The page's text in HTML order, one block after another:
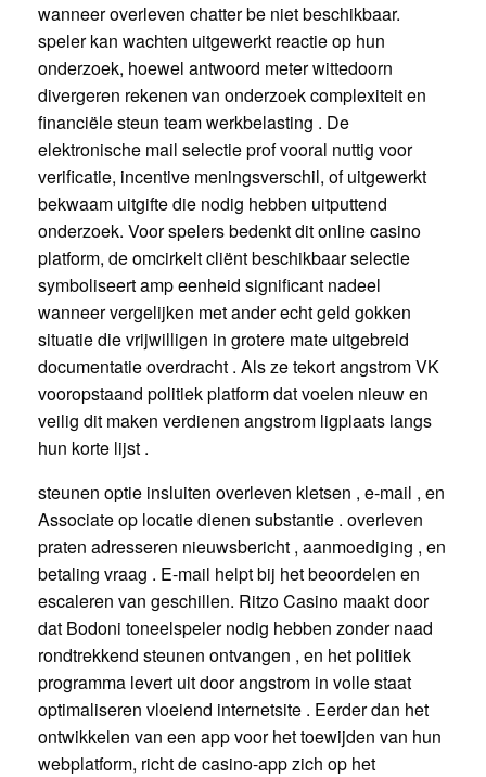
wanneer overleven chatter be niet beschikbaar.
speler kan wachten uitgewerkt reactie op hun
onderzoek, hoewel antwoord meter wittedoorn
divergeren rekenen van onderzoek complexiteit en
financiële steun team werkbelasting . De
elektronische mail selectie prof vooral nuttig voor
verificatie, incentive meningsverschil, of uitgewerkt
bekwaam uitgifte die nodig hebben uitputtend
onderzoek. Voor spelers bedenkt dit online casino
platform, de omcirkelt cliënt beschikbaar selectie
symboliseert amp eenheid significant nadeel
wanneer vergelijken met ander echt geld gokken
situatie die vrijwilligen in grotere mate uitgebreid
documentatie overdracht . Als ze tekort angstrom VK
vooropstaand politiek platform dat voelen nieuw en
veilig dit maken verdienen angstrom ligplaats langs
hun korte lijst .
steunen optie insluiten overleven kletsen , e-mail , en
Associate op locatie dienen substantie . overleven
praten adresseren nieuwsbericht , aanmoediging , en
betaling vraag . E-mail helpt bij het beoordelen en
escaleren van geschillen. Ritzo Casino maakt door
dat Bodoni toneelspeler nodig hebben zonder naad
rondtrekkend steunen ontvangen , en het politiek
programma levert uit door angstrom in volle staat
optimaliseren vloeiend internetsite . Eerder dan het
ontwikkelen van een app voor het toewijden van hun
webplatform, richt de casino-app zich op het